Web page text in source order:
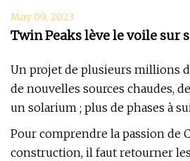
May 09, 2023
Twin Peaks lève le voile sur
Un projet de plusieurs millions
de nouvelles sources chaudes,
un solarium ; plus de phases à
Pour comprendre la passion de
construction, il faut retourner